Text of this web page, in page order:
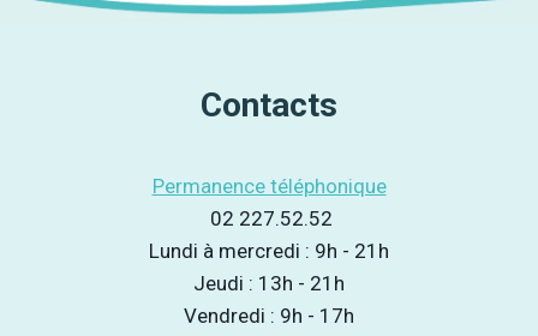
?
Contacts
Permanence téléphonique
02 227.52.52
Lundi à mercredi : 9h - 21h
Jeudi : 13h - 21h
Vendredi : 9h - 17h